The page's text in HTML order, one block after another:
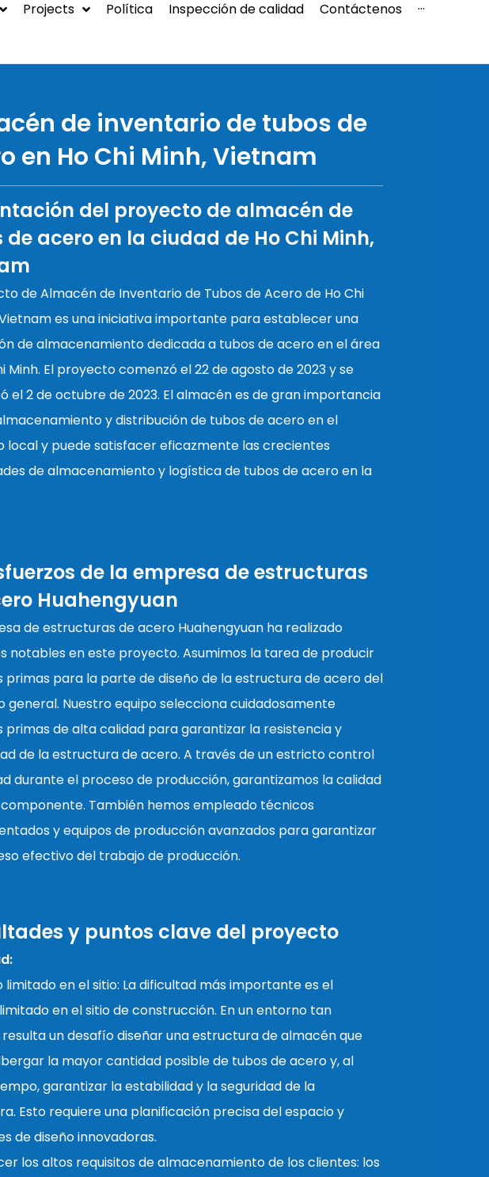
Projects
Proyecto-Casa
Contenedor
Proyecto-Acero
Proyecto-Sistema
de Protección
Ambiental
Política Inspección de calidad Contáctenos ···
de inventario de tubos de
en Ho Chi Minh, Vietnam
del proyecto de almacén de
de acero en la ciudad de Ho Chi Minh,
de Almacén de Inventario de Tubos de Acero de Ho Chi
es una iniciativa importante para establecer una
de almacenamiento dedicada a tubos de acero en el área
Minh. El proyecto comenzó el 22 de agosto de 2023 y se
el 2 de octubre de 2023. El almacén es de gran importancia
y distribución de tubos de acero en el
local y puede satisfacer eficazmente las crecientes
de almacenamiento y logística de tubos de acero en la
de la empresa de estructuras
Huahengyuan
de estructuras de acero Huahengyuan ha realizado
notables en este proyecto. Asumimos la tarea de producir
primas para la parte de diseño de la estructura de acero del
general. Nuestro equipo selecciona cuidadosamente
primas de alta calidad para garantizar la resistencia y
de la estructura de acero. A través de un estricto control
durante el proceso de producción, garantizamos la calidad
También hemos empleado técnicos
y equipos de producción avanzados para garantizar
efectivo del trabajo de producción.
y puntos clave del proyecto
limitado en el sitio: La dificultad más importante es el
en el sitio de construcción. En un entorno tan
un desafío diseñar una estructura de almacén que
la mayor cantidad posible de tubos de acero y, al
garantizar la estabilidad y la seguridad de la
Esto requiere una planificación precisa del espacio y
de diseño innovadoras.
los altos requisitos de almacenamiento de los clientes: los